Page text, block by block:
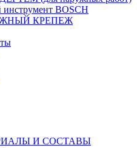
BOSCH
КРЕПЕЖ
И СОСТАВЫ